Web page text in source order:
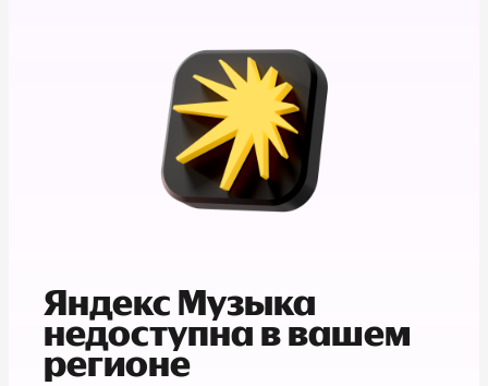
Яндекс Музыка
недоступна в вашем
регионе